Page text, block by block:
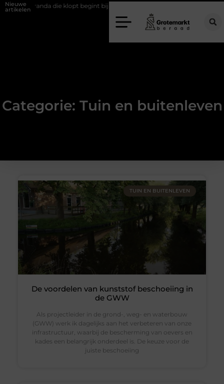
Nieuwe
artikelendie klopt begint bij slimme keuzes
Categorie: Tuin en buitenleven
TUIN EN BUITENLEVEN
De voordelen van kunststof beschoeiing in
de GWW
Als projectleider in de grond-, weg- en waterbouw
(GWW) werk ik dagelijks aan het verbeteren van onze
infrastructuur, waarbij de bescherming van oevers en
kades een belangrijk onderdeel is. De keuze voor de
juiste beschoeiing